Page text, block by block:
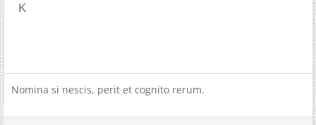
K
Nomina si nescis, perit et cognito rerum.